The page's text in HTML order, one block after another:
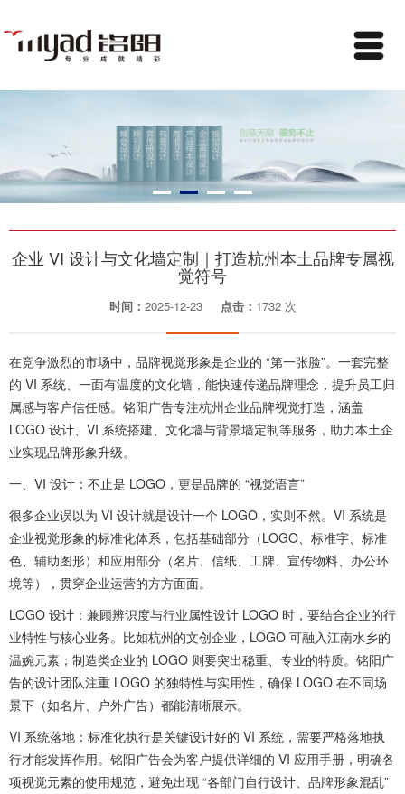
企业 VI 设计与文化墙定制｜打造杭州本土品牌专属视
觉符号
时间： 2025-12-23 点击： 1732 次
在竞争激烈的市场中，品牌视觉形象是企业的 “第一张脸”。一套完整
的 VI 系统、一面有温度的文化墙，能快速传递品牌理念，提升员工归
属感与客户信任感。铭阳广告专注杭州企业品牌视觉打造，涵盖
LOGO 设计、VI 系统搭建、文化墙与背景墙定制等服务，助力本土企
业实现品牌形象升级。
一、VI 设计：不止是 LOGO，更是品牌的 “视觉语言”
很多企业误以为 VI 设计就是设计一个 LOGO，实则不然。VI 系统是
企业视觉形象的标准化体系，包括基础部分（LOGO、标准字、标准
色、辅助图形）和应用部分（名片、信纸、工牌、宣传物料、办公环
境等），贯穿企业运营的方方面面。
LOGO 设计：兼顾辨识度与行业属性设计 LOGO 时，要结合企业的行
业特性与核心业务。比如杭州的文创企业，LOGO 可融入江南水乡的
温婉元素；制造类企业的 LOGO 则要突出稳重、专业的特质。铭阳广
告的设计团队注重 LOGO 的独特性与实用性，确保 LOGO 在不同场
景下（如名片、户外广告）都能清晰展示。
VI 系统落地：标准化执行是关键设计好的 VI 系统，需要严格落地执
行才能发挥作用。铭阳广告会为客户提供详细的 VI 应用手册，明确各
项视觉元素的使用规范，避免出现 “各部门自行设计、品牌形象混乱”